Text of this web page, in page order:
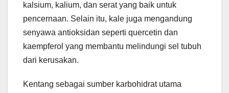
kalsium, kalium, dan serat yang baik untuk
pencernaan. Selain itu, kale juga mengandung
senyawa antioksidan seperti quercetin dan
kaempferol yang membantu melindungi sel tubuh
dari kerusakan.
Kentang sebagai sumber karbohidrat utama